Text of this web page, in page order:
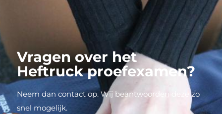
Vragen over het
Heftruck proefexamen?
Neem dan contact op. Wij beantwoorden deze zo
snel mogelijk.